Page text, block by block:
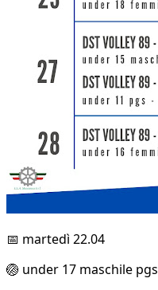
📅 martedì 22.04
🏐 under 17 maschile pgs